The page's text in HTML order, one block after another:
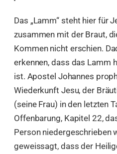
Das „Lamm“ steht hier für
zusammen mit der Braut,
Kommen nicht erschien.
erkennen, dass das Lamm
ist. Apostel Johannes
Wiederkunft Jesu, der
(seine Frau) in den letzten
Offenbarung, Kapitel 22,
Person niedergeschrieben
geweissagt, dass der